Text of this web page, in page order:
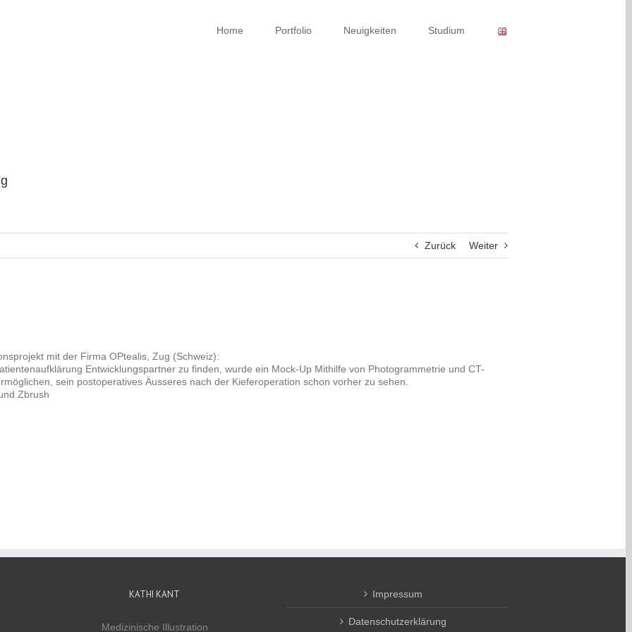
Home Portfolio Neuigkeiten Studium
Zurück Weiter
mit der Firma OPtealis, Zug (Schweiz):
Entwicklungspartner zu finden, wurde ein Mock-Up Mithilfe von Photogrammetrie und CT-
sein postoperatives Äusseres nach der Kieferoperation schon vorher zu sehen.
Zbrush
KATHI KANT
Medizinische Illustration
Impressum
Datenschutzerklärung